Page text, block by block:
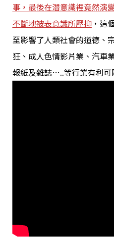
事，最後在潛意識裡竟然演
不斷地被表意識所壓抑 ，這
至影響了人類社會的道德、
狂、成人色情影片業、汽車
報紙及雜誌…..等行業有利可